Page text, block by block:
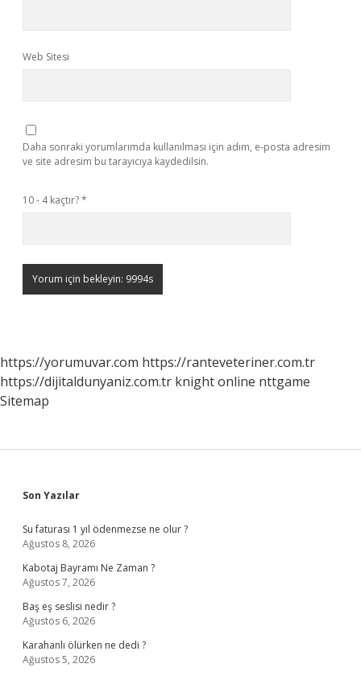
Web Sitesi
Daha sonraki yorumlarımda kullanılması için adım, e-posta adresim
ve site adresim bu tarayıcıya kaydedilsin.
10 - 4 kaçtır?*
https://yorumuvar.com https://ranteveteriner.com.tr
https://dijitaldunyaniz.com.tr knight online nttgame
Sitemap
Sidebar
Son Yazılar
Su faturası 1 yıl ödenmezse ne olur ?
Ağustos 8, 2026
Kabotaj Bayramı Ne Zaman ?
Ağustos 7, 2026
Baş eş seslisi nedir ?
Ağustos 6, 2026
Karahanlı ölürken ne dedi ?
Ağustos 5, 2026